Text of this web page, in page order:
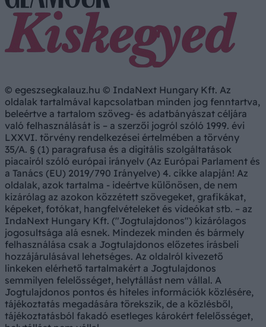
© egeszsegkalauz.hu © IndaNext Hungary Kft. Az
oldalak tartalmával kapcsolatban minden jog fenntartva,
beleértve a tartalom szöveg- és adatbányászat céljára
való felhasználását is – a szerzői jogról szóló 1999. évi
LXXVI. törvény rendelkezései értelmében a törvény
35/A. § (1) paragrafusa és a digitális szolgáltatások
piacairól szóló európai irányelv (Az Európai Parlament és
a Tanács (EU) 2019/790 Irányelve) 4. cikke alapján! Az
oldalak, azok tartalma - ideértve különösen, de nem
kizárólag az azokon közzétett szövegeket, grafikákat,
képeket, fotókat, hangfelvételeket és videókat stb. – az
IndaNext Hungary Kft. ("Jogtulajdonos") kizárólagos
jogosultsága alá esnek. Mindezek minden és bármely
felhasználása csak a Jogtulajdonos előzetes írásbeli
hozzájárulásával lehetséges. Az oldalról kivezető
linkeken elérhető tartalmakért a Jogtulajdonos
semmilyen felelősséget, helytállást nem vállal. A
Jogtulajdonos pontos és hiteles információk közlésére,
tájékoztatás megadására törekszik, de a közlésből,
tájékoztatásból fakadó esetleges károkért felelősséget,